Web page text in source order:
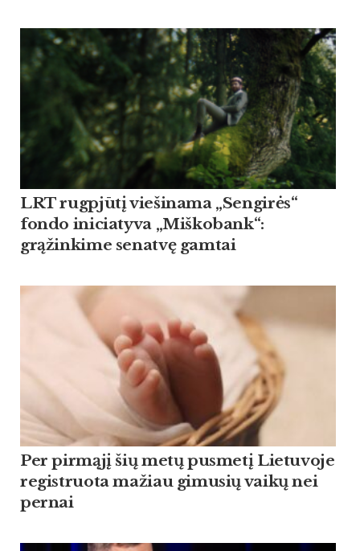
LRT rugpjūtį viešinama „Sengirės“
fondo iniciatyva „Miškobank“:
grąžinkime senatvę gamtai
Per pirmąjį šių metų pusmetį Lietuvoje
registruota mažiau gimusių vaikų nei
pernai